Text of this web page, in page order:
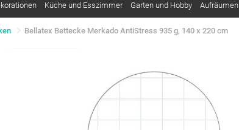
Küche und Esszimmer Garten und Hobby Aufräumen
Bellatex Bettecke Merkado AntiStress 935 g, 140 x 220 cm